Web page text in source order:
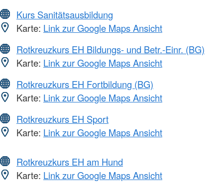
Kurs Sanitätsausbildung
Karte: Link zur Google Maps Ansicht
Rotkreuzkurs EH Bildungs- und Betr.-Einr. (BG)
Karte: Link zur Google Maps Ansicht
Rotkreuzkurs EH Fortbildung (BG)
Karte: Link zur Google Maps Ansicht
Rotkreuzkurs EH Sport
Karte: Link zur Google Maps Ansicht
Rotkreuzkurs EH am Hund
Karte: Link zur Google Maps Ansicht